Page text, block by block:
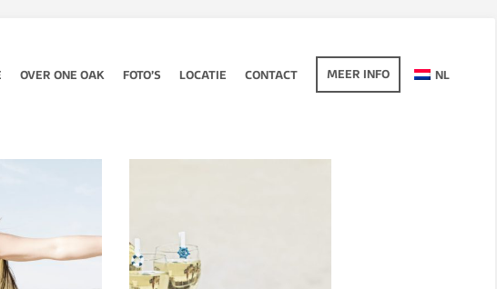
OVER ONE OAK FOTO’S LOCATIE CONTACT MEER INFO NL